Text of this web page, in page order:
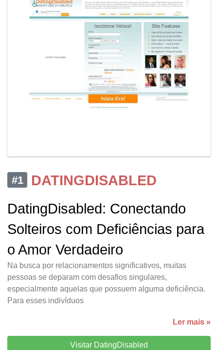
#1
DATINGDISABLED
DatingDisabled: Conectando
Solteiros com Deficiências para
o Amor Verdadeiro
Na busca por relacionamentos significativos, muitas
pessoas se deparam com desafios singulares,
especialmente aquelas que possuem alguma deficiência.
Para esses indivíduos
Ler mais »
Visitar DatingDisabled